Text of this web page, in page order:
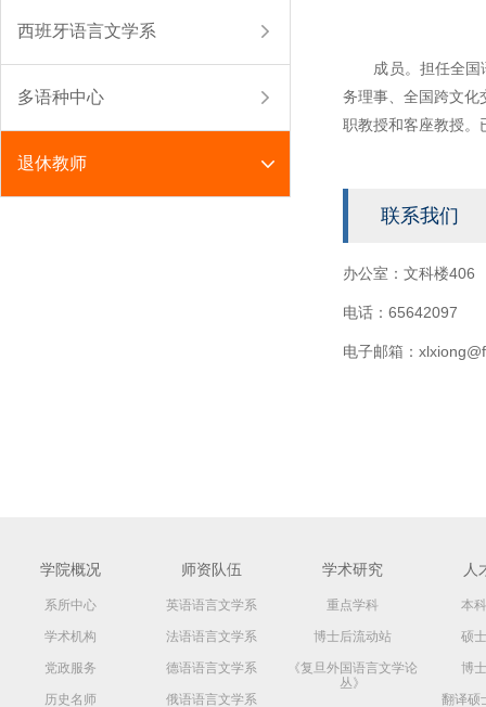
西班牙语言文学系
多语种中心
退休教师
成员。担任全国语
务理事、全国跨文化
职教授和客座教授
联系我们
办公室：文科楼406
电话：65642097
电子邮箱：
学院概况
系所中心
学术机构
党政服务
历史名师
师资队伍
英语语言文学系
法语语言文学系
德语语言文学系
俄语语言文学系
学术研究
重点学科
博士后流动站
《复旦外国语言文学论
丛》
人
本
硕
博
翻译硕